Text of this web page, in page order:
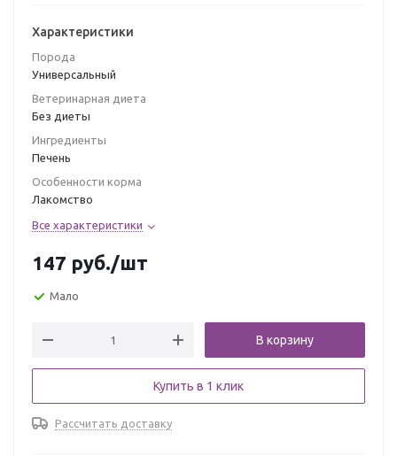
Характеристики
Порода
Универсальный
Ветеринарная диета
Без диеты
Ингредиенты
Печень
Особенности корма
Лакомство
Все характеристики
147 руб./шт
Мало
В корзину
Купить в 1 клик
Рассчитать доставку